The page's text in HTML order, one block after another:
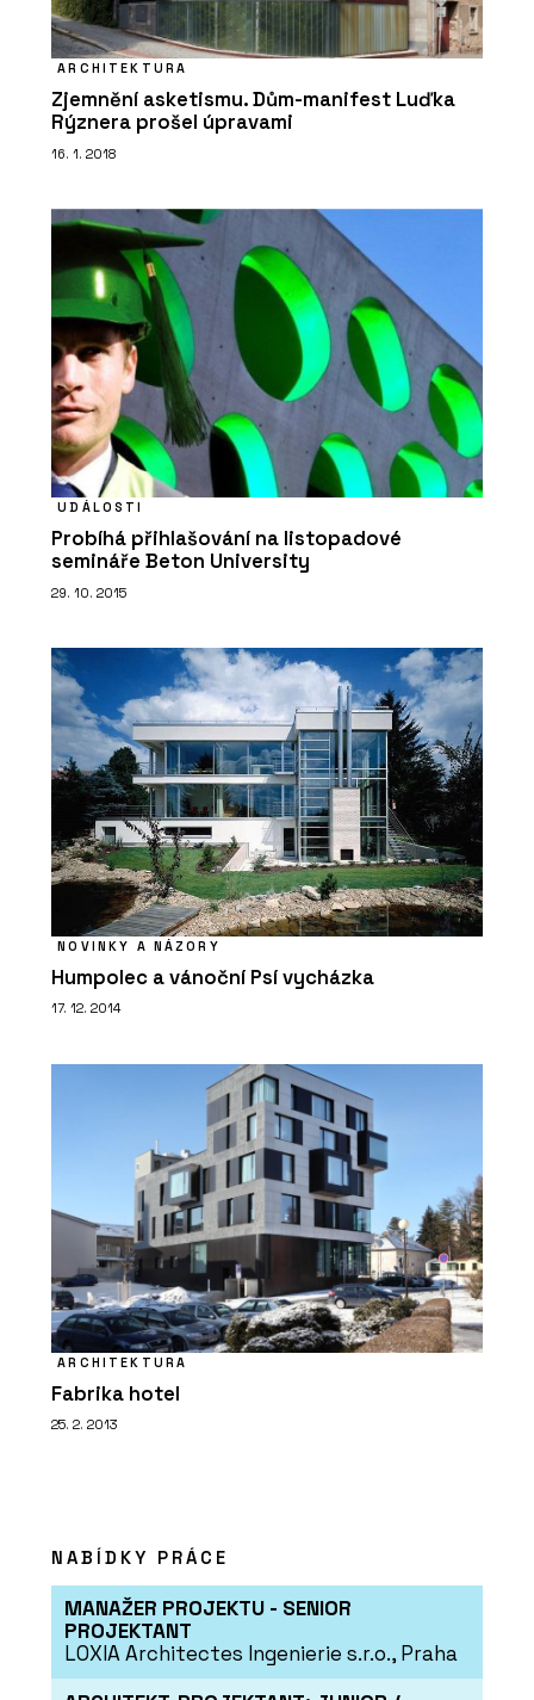
Moderní dům, na kterém není potřeba
nic měnit
ARCHITEKTURA
Zjemnění asketismu. Dům-manifest Luďka
Rýznera prošel úpravami
16. 1. 2018
UDÁLOSTI
Probíhá přihlašování na listopadové
semináře Beton University
29. 10. 2015
NOVINKY A NÁZORY
Humpolec a vánoční Psí vycházka
17. 12. 2014
ARCHITEKTURA
Fabrika hotel
25. 2. 2013
NABÍDKY PRÁCE
MANAŽER PROJEKTU - SENIOR
PROJEKTANT
LOXIA Architectes Ingenierie s.r.o., Praha